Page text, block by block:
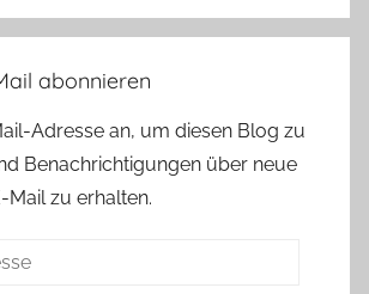
abonnieren
Adresse an, um diesen Blog zu
Benachrichtigungen über neue
Mail zu erhalten.